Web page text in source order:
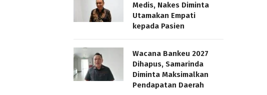
Medis, Nakes Diminta
Utamakan Empati
kepada Pasien
Wacana Bankeu 2027
Dihapus, Samarinda
Diminta Maksimalkan
Pendapatan Daerah